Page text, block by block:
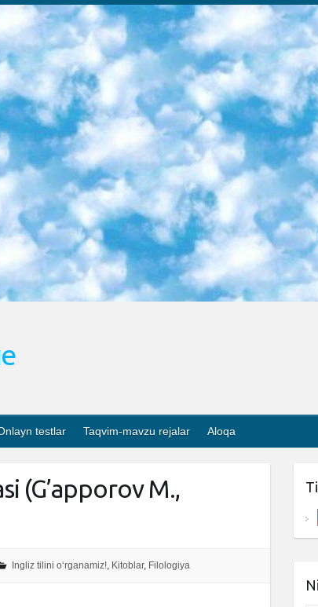
признанный сертификат эквивалентного уровня студенты, изучающие определенный предмет, освобождаются от экзамена; по соответствующим предметам запланирована итоговая государственная аттестация за день до дня, путем жеребьевки Рабочей группой (в письменной форме по предметам, проводимым в форме) из числа сформированных вариантов выбрано 2 варианта; 2 выбранных варианта экзамена анонсированы на официальном сайте министерства и все выпускники по всей стране на основе этих вариантов проводит итоговую государственную аттестацию. 6. Государственное образование учащихся средних общеобразовательных учреждений. знания в соответствии с квалификационными требованиями, которые необходимо приобрести на основании стандартов итоговый (выпускной) контроль для 9 и 11 классов в целях тестирования Экзамены (далее – экзамены) состоят из предметов, перечисленных в приложении 1. будет сделано. 7. Экзамены пройдут с 26 мая по 15 июня 2024 г. (кроме науки физического воспитания). 8. Физическая для учащихся 9 классов общесредних образовательных учреждений. Экзамены по предмету «Образование, квалификация медицина» 1-6 мая 2024 года. сотрудники перевести под присмотр (с отклонениями в физическом или умственном развитии) специализированная школа для детей, школы-интернаты и со сколиозом школы-интернаты санаторного типа для больных детей исключены). 9. Он был слепым, слабовидящим и имел нарушения опорно-двигательного аппарата. экзамены в специализированных школах и интернатах для детей должны проводиться исходя из требований, предъявляемых к общеобразовательным учреждениям (физкультура кроме науки). 10. Специализированная школа для глухих и слабослышащих детей. и экзамены в интернатах и быть реализован в виде письменного теста по математике. 11. Специальность для умственно отсталых детей. Для 9 класса Родной язык и литературное письмо Государственный язык (язык обучения – узбекский). для неклассов) написано Математическое письмо Письменная/устная история Узбекистана Физическое воспитание практично Итоговый контроль Для 11 класса Написание родного языка и литературы (эссе) Математическое письмо Узбекский язык (обучение на узбекском языке) не посещающее общее среднее образование для учреждений)/Образовательное учреждение выбор письменный и устный Иностранный язык письменный/устный Письменная/устная история Узбекистана *По выбору студента:  Химия  Физика  Основы государственного права  География 10 бесплатных образовательных ресурсов - Мы составили подборку онлайн-проектов с интерактивными упражнениями, видеолекциями и статьями. Они помогут вам обрести новые и освежить старые знания бесплатно. 1. «ИНТУИТ» Старейшая образовательная площадка Рунета. Здесь вы найдёте сотни текстовых и видеокурсов на десятки различных тем — от программирования до психологии. Многие курсы подготовлены российскими университетами и крупными международными компаниями вроде Intel и Microsoft. Самостоятельное обучение бесплатное, но желающие могут оплатить услуги персональных наставников. 2. «Смартия» знакомит с актуальными профессиями и подсказывает, как им обучаться. Выбрав заинтересовавшую вас специальность — SMM-специалист, фотограф, веб-дизайнер или другую, — увидите список необходимых для неё умений. Чтобы вы могли освоить их самостоятельно, для каждого умения площадка отображает подборку ссылок на учебные материалы. Хотя «Смартия» ориентируется на русскоязычную аудиторию, часть контента всё же доступна только на английском. 3. «Лекторий Физтеха» Проект Московского физико-технического института (Физтеха). С его помощью вы можете смотреть онлайн серии лекций, записанные на видео в этом вузе. В числе доступных предметов — физика, биология, химия, информационные технологии и другие. К некоторым лекциям администрация ресурса прилагает готовые конспекты, которые можно скачивать в PDF-формате. 4. ITMOcourses Онлайн-площадка Санкт-Петербургского национального исследовательского университета информационных технологий, механики и оптики (ИТМО). Ресурс предоставляет свободный доступ к курсам, разработанным в этом вузе. Каталог материалов разбит на четыре категории:
testlar Taqvim-mavzu rejalar Aloqa
(G’apporov M.,
Ingliz tilini o‘rganamiz!, Kitoblar, Filologiya